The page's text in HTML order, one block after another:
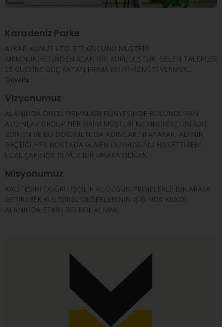
Karadeniz Parke
AYKAR KONUT LTD. ŞTİ. GÜCÜNÜ MÜŞTERİ
MEMNUNİYETİNDEN ALAN BİR KURULUŞTUR. GELEN TALEPLER
LE GÜCÜNE GÜÇ KATAN FİRMA EN İYİHİZMETİ VERMEK...
Devamı
Vizyonumuz
ALANINDA ÖNCÜ FİRMALARI BÜNYESİNDE BULUNDURAN
AYDINLAR GROUP HER DAİM MÜŞTERİ MEMNUNİYETİNİ İLKE
EDİNEN VE BU DOĞRULTUDA ADIMLARINI ATARAK, ADININ
GEÇTİĞİ HER NOKTADA GÜVEN DUYGUSUNU HİSSETTİREN
ÜLKE ÇAPINDA BÜYÜK BİR MARKA OLMAK…
Misyonumuz
KALİTESİNİ DOĞRU İŞÇİLİK VE ÖZGÜN PROJELERLE BİR ARAYA
GETİREREK KÜLTÜREL DEĞERLERİNİN IŞIĞINDA KENDİ
ALANINDA ETKİN BİR ROL ALMAK.